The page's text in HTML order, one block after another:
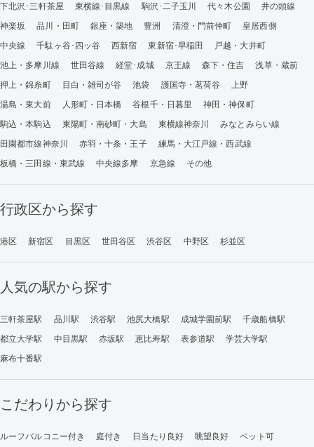
下北沢･三軒茶屋
東横線･目黒線 駒沢･二子玉川 代々木公園
井の頭線
神楽坂
品川・田町 銀座・築地 豊洲 清澄・門前仲町
皇居西側
中央線
千駄ヶ谷･四ッ谷 西新宿 東新宿･早稲田
戸越・大井町
池上・多摩川線
世田谷線 経堂･成城 京王線 森下・住吉
浅草・蔵前
押上・錦糸町
目白・雑司が谷 池袋 護国寺・茗荷谷
上野
湯島・東大前
人形町・日本橋 谷根千・日暮里
神田・神保町
駒込・本駒込
東陽町・南砂町・大島 東横線神奈川
みなとみらい線
田園都市線神奈川
赤羽・十条・王子
練馬・大江戸線・西武線
板橋・三田線・東武線
中央線多摩 京急線 その他
行政区から探す
港区 新宿区 目黒区 世田谷区 渋谷区 中野区 杉並区
人気の駅から探す
三軒茶屋駅 品川駅 渋谷駅 池尻大橋駅 成城学園前駅
千歳船橋駅
都立大学駅
中目黒駅 赤坂駅 恵比寿駅 表参道駅
学芸大学駅
麻布十番駅
こだわりから探す
ルーフバルコニー付き 庭付き 日当たり良好 眺望良好
ペット可